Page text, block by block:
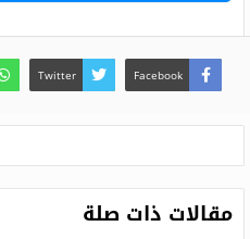
Facebook
Twitter
مقالات ذات صلة